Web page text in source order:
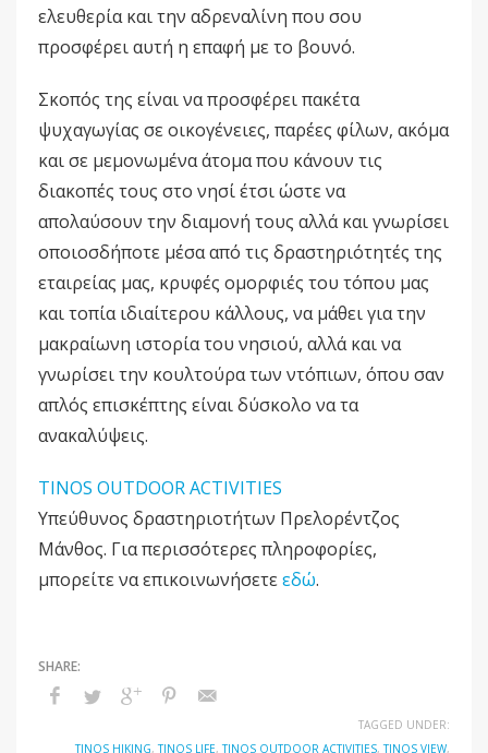
ελευθερία και την αδρεναλίνη που σου
προσφέρει αυτή η επαφή με το βουνό.
Σκοπός της είναι να προσφέρει πακέτα
ψυχαγωγίας σε οικογένειες, παρέες φίλων, ακόμα
και σε μεμονωμένα άτομα που κάνουν τις
διακοπές τους στο νησί έτσι ώστε να
απολαύσουν την διαμονή τους αλλά και γνωρίσει
οποιοσδήποτε μέσα από τις δραστηριότητές της
εταιρείας μας, κρυφές ομορφιές του τόπου μας
και τοπία ιδιαίτερου κάλλους, να μάθει για την
μακραίωνη ιστορία του νησιού, αλλά και να
γνωρίσει την κουλτούρα των ντόπιων, όπου σαν
απλός επισκέπτης είναι δύσκολο να τα
ανακαλύψεις.
TINOS OUTDOOR ACTIVITIES
Υπεύθυνος δραστηριοτήτων Πρελορέντζος
Μάνθος. Για περισσότερες πληροφορίες,
μπορείτε να επικοινωνήσετεεδώ.
TAGGED UNDER:
TINOS HIKING,TINOS LIFE,TINOS OUTDOOR ACTIVITIES,TINOS VIEW,